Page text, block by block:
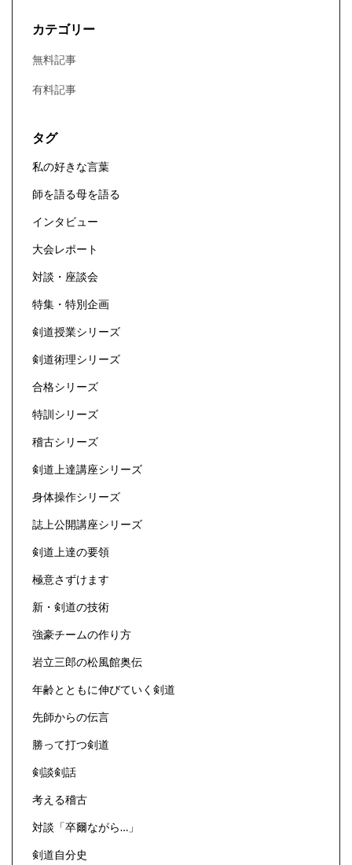
カテゴリー
無料記事
有料記事
タグ
私の好きな言葉
師を語る母を語る
インタビュー
大会レポート
対談・座談会
特集・特別企画
剣道授業シリーズ
剣道術理シリーズ
合格シリーズ
特訓シリーズ
稽古シリーズ
剣道上達講座シリーズ
身体操作シリーズ
誌上公開講座シリーズ
剣道上達の要領
極意さずけます
新・剣道の技術
強豪チームの作り方
岩立三郎の松風館奥伝
年齢とともに伸びていく剣道
先師からの伝言
勝って打つ剣道
剣談剣話
考える稽古
対談「卒爾ながら…」
剣道自分史